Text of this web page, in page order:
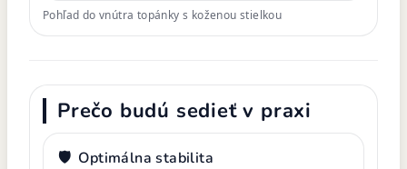
Pohľad do vnútra topánky s koženou stielkou
Prečo budú sedieť v praxi
🛡️ Optimálna stabilita